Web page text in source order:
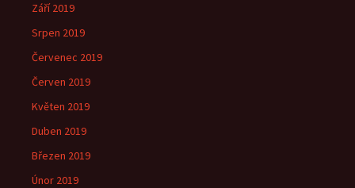
Září 2019
Srpen 2019
Červenec 2019
Červen 2019
Květen 2019
Duben 2019
Březen 2019
Únor 2019